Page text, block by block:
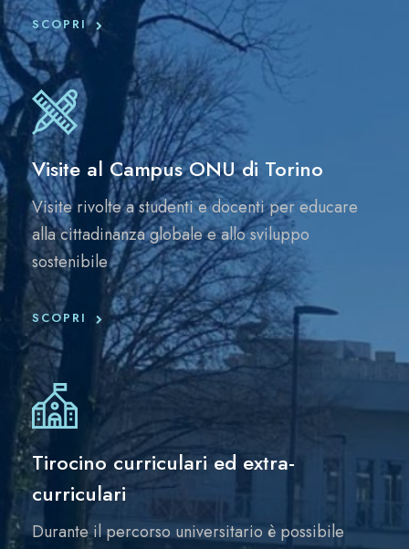
SCOPRI
Visite al Campus ONU di Torino
Visite rivolte a studenti e docenti per educare
alla cittadinanza globale e allo sviluppo
sostenibile
SCOPRI
Tirocino curriculari ed extra-
curriculari
Durante il percorso universitario è possibile